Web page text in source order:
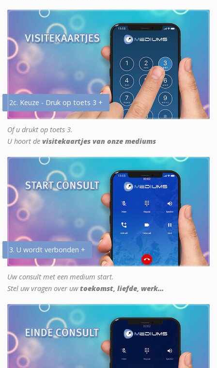
2c. Keuze - Druk op toets 3 +
Of u drukt op toets 3.
U hoort de visitekaartjes van onze mediums
3. U wordt verbonden +
Uw consult met een medium start.
Stel uw vragen over uwtoekomst, liefde, werk...